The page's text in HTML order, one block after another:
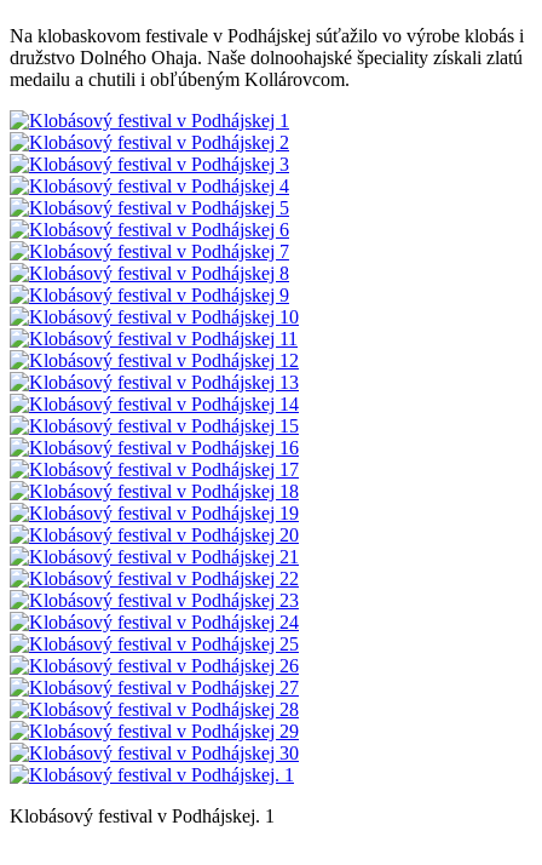
Na klobaskovom festivale v Podhájskej súťažilo vo výrobe klobás i
družstvo Dolného Ohaja. Naše dolnoohajské špeciality získali zlatú
medailu a chutili i obľúbeným Kollárovcom.
Klobásový festival v Podhájskej. 1